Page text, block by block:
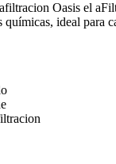
Oasis el
químicas, ideal para